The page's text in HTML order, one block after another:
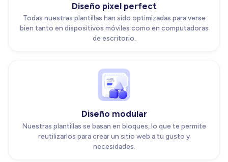
Diseño pixel perfect
Todas nuestras plantillas han sido optimizadas para verse
bien tanto en dispositivos móviles como en computadoras
de escritorio.
Diseño modular
Nuestras plantillas se basan en bloques, lo que te permite
reutilizarlos para crear un sitio web a tu gusto y
necesidades.